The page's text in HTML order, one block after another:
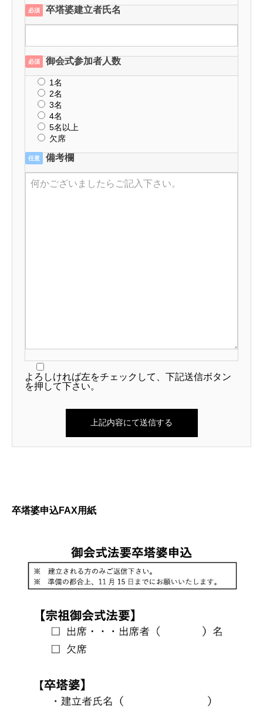
必須 卒塔婆建立者氏名
必須 御会式参加者人数
1名
2名
3名
4名
5名以上
欠席
任意 備考欄
よろしければ左をチェックして、下記送信ボタン
を押して下さい。
卒塔婆申込FAX用紙
御会式申込みフォーム
卒塔婆申込FAX用紙